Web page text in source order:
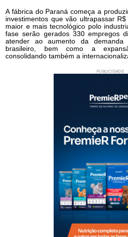
A fábrica do Paraná começa a
investimentos que vão ultrapassar
maior e mais tecnológico polo
fase serão gerados 330 empregos
atender ao aumento da
brasileiro, bem como a
consolidando também a
PUBLICIDADE